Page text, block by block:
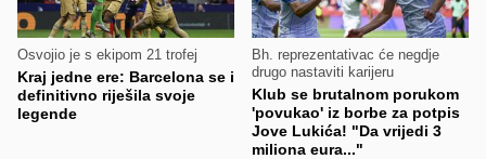
Osvojio je s ekipom 21 trofej
Kraj jedne ere: Barcelona se i
definitivno riješila svoje
legende
Bh. reprezentativac će negdje
drugo nastaviti karijeru
Klub se brutalnom porukom
'povukao' iz borbe za potpis
Jove Lukića! "Da vrijedi 3
miliona eura..."